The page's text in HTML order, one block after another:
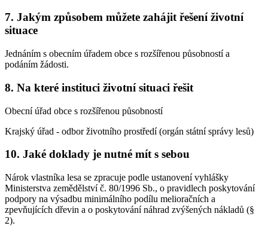
7. Jakým způsobem můžete zahájit řešení životní
situace
Jednáním s obecním úřadem obce s rozšířenou působností a
podáním žádosti.
8. Na které instituci životní situaci řešit
Obecní úřad obce s rozšířenou působností
Krajský úřad - odbor životního prostředí (orgán státní správy lesů)
10. Jaké doklady je nutné mít s sebou
Nárok vlastníka lesa se zpracuje podle ustanovení vyhlášky
Ministerstva zemědělství č. 80/1996 Sb., o pravidlech poskytování
podpory na výsadbu minimálního podílu melioračních a
zpevňujících dřevin a o poskytování náhrad zvýšených nákladů (§
2).